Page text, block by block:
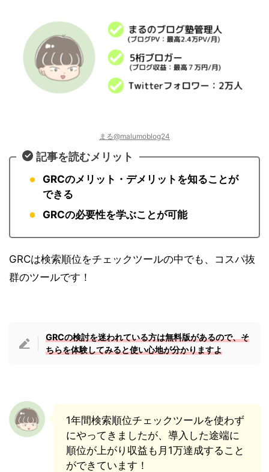
まる@malumoblog24
記事を読むメリット
GRCのメリット・デメリットを知ることが
できる
GRCの必要性を学ぶことが可能
GRCは検索順位をチェックツールの中でも、コスパ抜
群のツールです！
GRCの検討を迷われている方は無料版があるので、そ
ちらを体験してみると使い心地が分かりますよ
1年間検索順位チェックツールを使わず
にやってきましたが、導入した途端に
順位が上がり収益も月1万達成すること
ができています！